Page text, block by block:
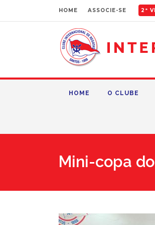
HOME ASSOCIE-SE 2ª
HOME O CLUBE
Mini-copa